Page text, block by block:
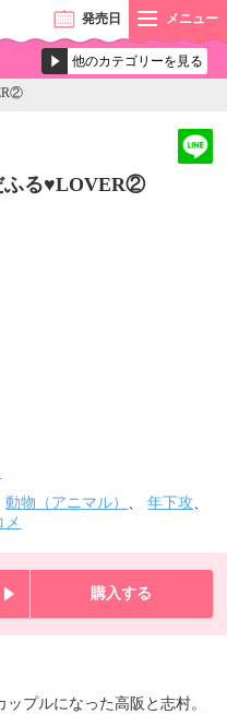
発売日 メニュー
ふる♥LOVER②
動物（アニマル） 、年下攻、
メ
購入する
プルになった高阪と志村。